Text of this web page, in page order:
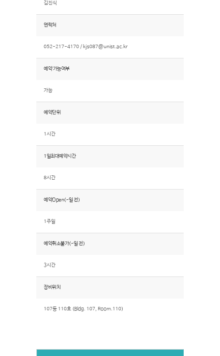
김진식
연락처
052-217-4170 / kjs087@unist.ac.kr
예약 가능여부
가능
예약단위
1시간
1일최대예약시간
8시간
예약Open(~일 전)
1주일
예약취소불가(~일 전)
3시간
장비위치
107동 110호 (Bldg. 107, Room.110)